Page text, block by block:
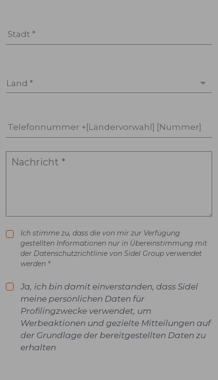
Stadt *
Land *
Telefonnummer +[Ländervorwahl] [Nummer]
Ich stimme zu, dass die von mir zur Verfügung
gestellten Informationen nur in Übereinstimmung mit
der Datenschutzrichtlinie von Sidel Group verwendet
werden *
Ja, ich bin damit einverstanden, dass Sidel
meine persönlichen Daten für
Profilingzwecke verwendet, um
Werbeaktionen und gezielte Mitteilungen auf
der Grundlage der bereitgestellten Daten zu
erhalten